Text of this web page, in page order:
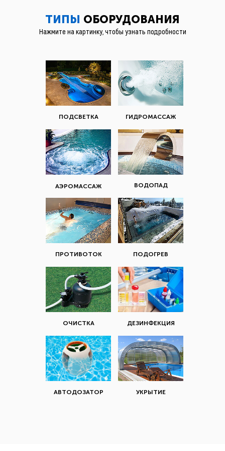
ТИПЫ ОБОРУДОВАНИЯ
Нажмите на картинку, чтобы узнать подробности
ПОДСВЕТКА ГИДРОМАССАЖ
АЭРОМАССАЖ ВОДОПАД
ПРОТИВОТОК ПОДОГРЕВ
ОЧИСТКА ДЕЗИНФЕКЦИЯ
АВТОДОЗАТОР УКРЫТИЕ